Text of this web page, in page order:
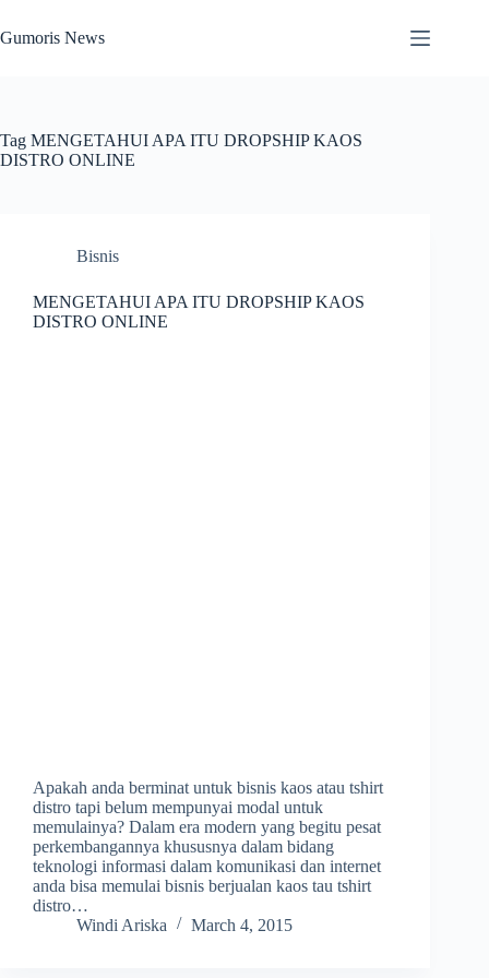
to
content
Gumoris News
Tag MENGETAHUI APA ITU DROPSHIP KAOS
DISTRO ONLINE
Bisnis
MENGETAHUI APA ITU DROPSHIP KAOS
DISTRO ONLINE
Apakah anda berminat untuk bisnis kaos atau tshirt
distro tapi belum mempunyai modal untuk
memulainya? Dalam era modern yang begitu pesat
perkembangannya khususnya dalam bidang
teknologi informasi dalam komunikasi dan internet
anda bisa memulai bisnis berjualan kaos tau tshirt
distro…
Windi Ariska
March 4, 2015